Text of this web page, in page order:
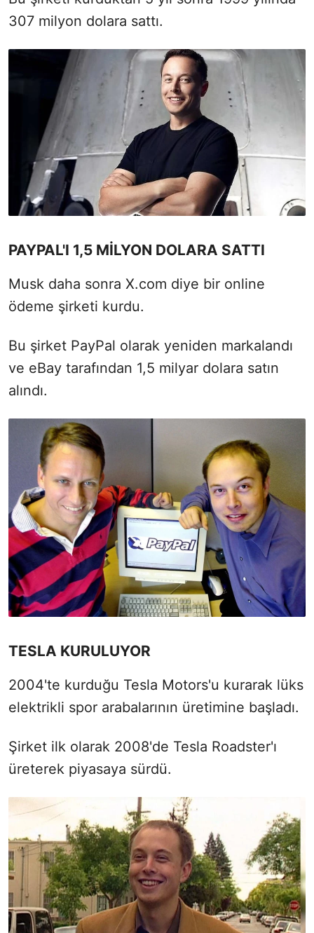
307 milyon dolara sattı.
PAYPAL'I 1,5 MİLYON DOLARA SATTI
Musk daha sonra X.com diye bir online
ödeme şirketi kurdu.
Bu şirket PayPal olarak yeniden markalandı
ve eBay tarafından 1,5 milyar dolara satın
alındı.
TESLA KURULUYOR
2004'te kurduğu Tesla Motors'u kurarak lüks
elektrikli spor arabalarının üretimine başladı.
Şirket ilk olarak 2008'de Tesla Roadster'ı
üreterek piyasaya sürdü.